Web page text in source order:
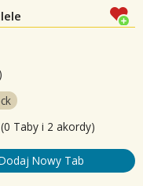
)
Taby i 2 akordy)
Nowy Tab